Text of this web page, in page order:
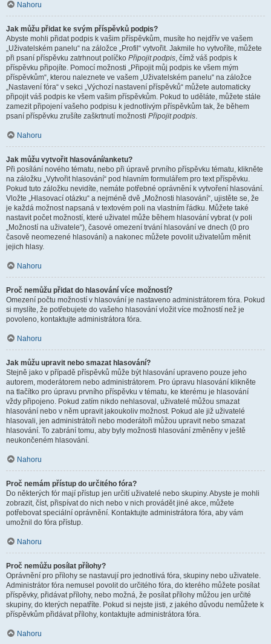
Nahoru
Jak můžu přidat ke svým příspěvků podpis?
Abyste mohli přidat podpis k vašim příspěvkům, musíte ho nejdřív ve vašem
„Uživatelském panelu“ na záložce „Profil“ vytvořit. Jakmile ho vytvoříte, můžete
při psaní příspěvku zatrhnout políčko Připojit podpis, čímž váš podpis k
příspěvku připojíte. Pomocí možnosti „Připojit můj podpis ke všem mým
příspěvkům“, kterou naleznete ve vašem „Uživatelském panelu“ na záložce
„Nastavení fóra“ v sekci „Výchozí nastavení příspěvků“ můžete automaticky
připojit váš podpis ke všem vašim příspěvkům. Pokud to uděláte, můžete stále
zamezit připojení vašeho podpisu k jednotlivým příspěvkům tak, že během
psaní příspěvku zrušíte zaškrtnutí možnosti Připojit podpis.
Nahoru
Jak můžu vytvořit hlasování/anketu?
Při posílání nového tématu, nebo při úpravě prvního příspěvku tématu, klikněte
na záložku „Vytvořit hlasování“ pod hlavním formulářem pro text příspěvku.
Pokud tuto záložku nevidíte, nemáte potřebné oprávnění k vytvoření hlasování.
Vložte „Hlasovací otázku“ a nejméně dvě „Možnosti hlasování“, ujistěte se, že
je každá možnost napsaná v textovém poli na vlastním řádku. Můžete také
nastavit počet možností, které uživatel může během hlasování vybrat (v poli
„Možností na uživatele“), časové omezení trvání hlasování ve dnech (0 pro
časově neomezené hlasování) a nakonec můžete povolit uživatelům měnit
jejich hlasy.
Nahoru
Proč nemůžu přidat do hlasování více možností?
Omezení počtu možností v hlasování je nastaveno administrátorem fóra. Pokud
si myslíte, že potřebujete do vašeho hlasování vložit více možností než je
povoleno, kontaktujte administrátora fóra.
Nahoru
Jak můžu upravit nebo smazat hlasování?
Stejně jako v případě příspěvků může být hlasování upraveno pouze jeho
autorem, moderátorem nebo administrátorem. Pro úpravu hlasování klikněte
na tlačítko pro úpravu prvního příspěvku v tématu, ke kterému je hlasování
vždy připojeno. Pokud zatím nikdo nehlasoval, uživatelé můžou smazat
hlasování nebo v něm upravit jakoukoliv možnost. Pokud ale již uživatelé
hlasovali, jen administrátoři nebo moderátoři můžou upravit nebo smazat
hlasování. To zabrání tomu, aby byly možnosti hlasování změněny v ještě
neukončeném hlasování.
Nahoru
Proč nemám přístup do určitého fóra?
Do některých fór mají přístup jen určití uživatelé nebo skupiny. Abyste je mohli
zobrazit, číst, přispívat do nich nebo v nich provádět jiné akce, můžete
potřebovat speciální oprávnění. Kontaktujte administrátora fóra, aby vám
umožnil do fóra přístup.
Nahoru
Proč nemůžu posílat přílohy?
Oprávnění pro přílohy se nastavují pro jednotlivá fóra, skupiny nebo uživatele.
Administrátor fóra nemusel povolit do určitého fóra, do kterého můžete posílat
příspěvky, přidávat přílohy, nebo možná, že posílat přílohy můžou jen určité
skupiny, do kterých nepatříte. Pokud si nejste jisti, z jakého důvodu nemůžete k
příspěvkům přidávat přílohy, kontaktujte administrátora fóra.
Nahoru